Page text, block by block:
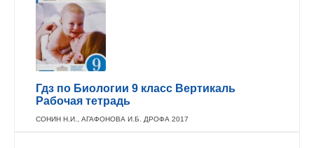
Гдз по Биологии 9 класс Вертикаль
Рабочая тетрадь
СОНИН Н.И., АГАФОНОВА И.Б. ДРОФА 2017